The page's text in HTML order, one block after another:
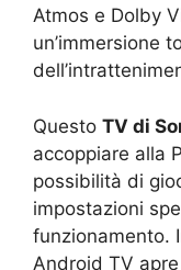
Atmos e Dolby
un’immersione
Questo TV di
accoppiare alla
possibilità di
impostazioni
funzionamento.
Android TV